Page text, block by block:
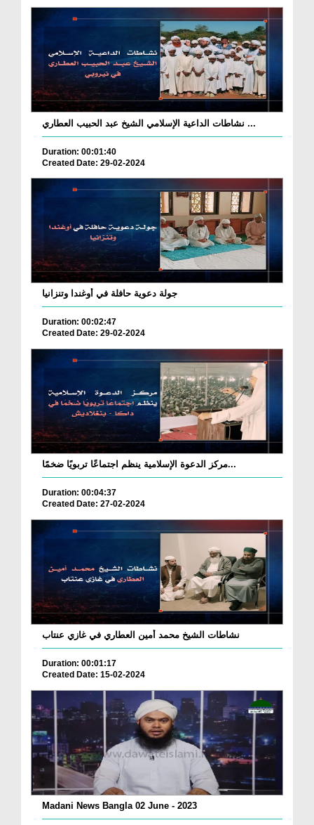
نشاطات الداعية الإسلامي الشيخ عبد الحبيب العطاري ...
Duration: 00:01:40
Created Date: 29-02-2024
جولة دعوية حافلة في أوغندا وتنزانيا
Duration: 00:02:47
Created Date: 29-02-2024
مركز الدعوة الإسلامية ينظم اجتماعًا تربويًا ضخمًا...
Duration: 00:04:37
Created Date: 27-02-2024
نشاطات الشيخ محمد أمين العطاري في غازي عنتاب
Duration: 00:01:17
Created Date: 15-02-2024
Madani News Bangla 02 June - 2023